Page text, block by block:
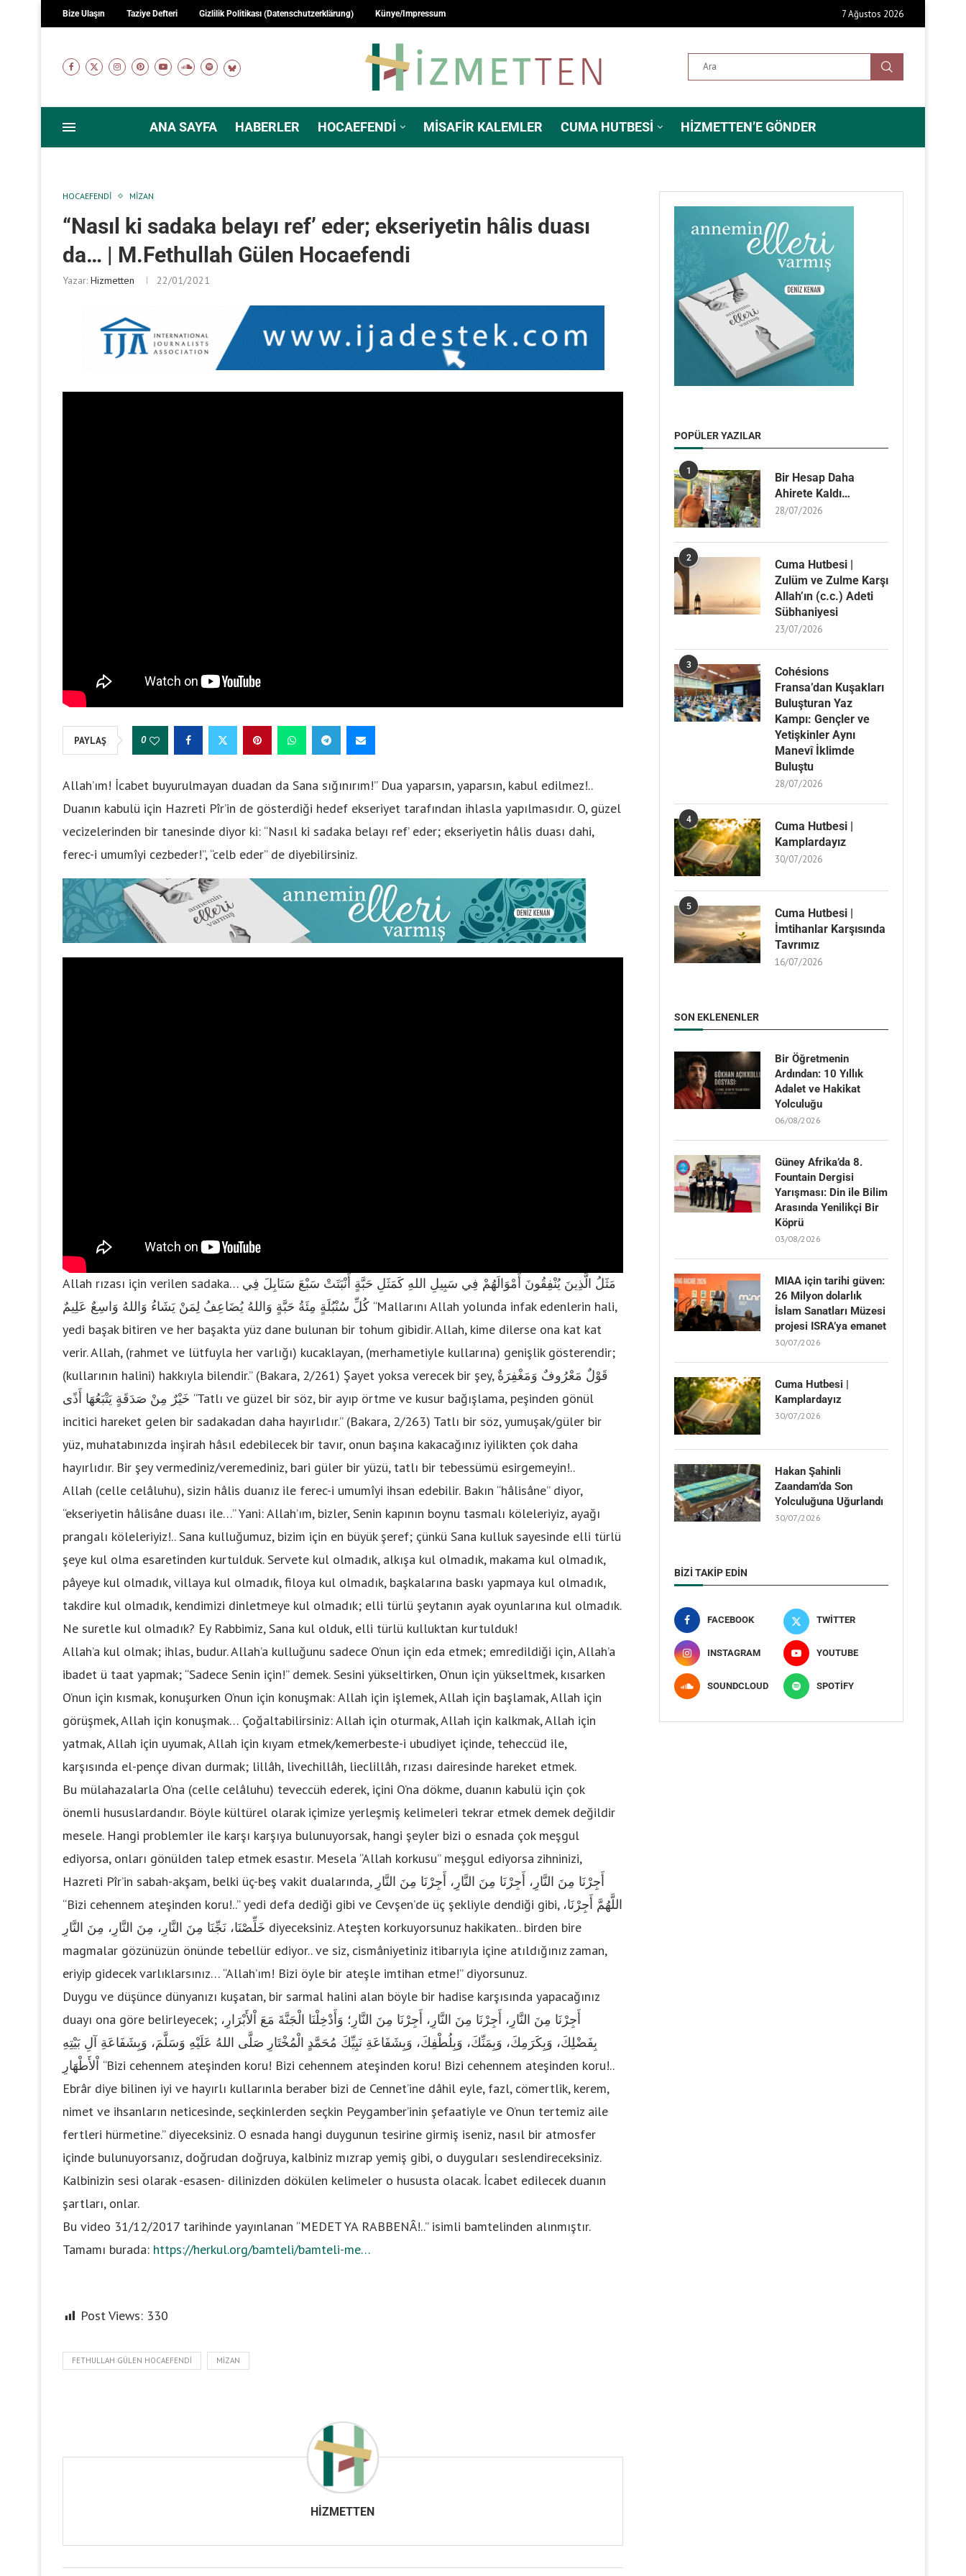
Bize Ulaşın Taziye Defteri Gizlilik Politikası (Datenschutzerklärung) Künye/Impressum 7 Ağustos 2026
ANA SAYFA HABERLER HOCAEFENDI MISAFIR KALEMLER CUMA HUTBESI HIZMETTEN’E GÖNDER
HOCAEFENDI MIZAN
“Nasıl ki sadaka belayı ref’ eder; ekseriyetin hâlis duası
da… | M.Fethullah Gülen Hocaefendi
Yazar: Hizmetten 22/01/2021
PAYLAŞ 0
Allah’ım! İcabet buyurulmayan duadan da Sana sığınırım!” Dua yaparsın, yaparsın, kabul edilmez!..
Duanın kabulü için Hazreti Pîr’in de gösterdiği hedef ekseriyet tarafından ihlasla yapılmasıdır. O, güzel
vecizelerinden bir tanesinde diyor ki: “Nasıl ki sadaka belayı ref’ eder; ekseriyetin hâlis duası dahi,
ferec-i umumîyi cezbeder!”, “celb eder” de diyebilirsiniz.
Allah rızası için verilen sadaka… مَثَلُ الَّذِينَ يُنْفِقُونَ أَمْوَالَهُمْ فِي سَبِيلِ اللهِ كَمَثَلِ حَبَّةٍ أَنْبَتَتْ سَبْعَ سَنَابِلَ فِي
كُلِّ سُنْبُلَةٍ مِئَةُ حَبَّةٍ وَاللهُ يُضَاعِفُ لِمَنْ يَشَاءُ وَاللهُ وَاسِعٌ عَلِيمٌ “Mallarını Allah yolunda infak edenlerin hali,
yedi başak bitiren ve her başakta yüz dane bulunan bir tohum gibidir. Allah, kime dilerse ona kat kat
verir. Allah, (rahmet ve lütfuyla her varlığı) kucaklayan, (merhametiyle kullarına) genişlik gösterendir;
(kullarının halini) hakkıyla bilendir.” (Bakara, 2/261) Şayet yoksa verecek bir şey, قَوْلٌ مَعْرُوفٌ وَمَغْفِرَةٌ
خَيْرٌ مِنْ صَدَقَةٍ يَتْبَعُهَا أَذًى “Tatlı ve güzel bir söz, bir ayıp örtme ve kusur bağışlama, peşinden gönül
incitici hareket gelen bir sadakadan daha hayırlıdır.” (Bakara, 2/263) Tatlı bir söz, yumuşak/güler bir
yüz, muhatabınızda inşirah hâsıl edebilecek bir tavır, onun başına kakacağınız iyilikten çok daha
hayırlıdır. Bir şey vermediniz/veremediniz, bari güler bir yüzü, tatlı bir tebessümü esirgemeyin!..
Allah (celle celâluhu), sizin hâlis duanız ile ferec-i umumîyi ihsan edebilir. Bakın “hâlisâne” diyor,
“ekseriyetin hâlisâne duası ile…” Yani: Allah’ım, bizler, Senin kapının boynu tasmalı köleleriyiz, ayağı
prangalı köleleriyiz!.. Sana kulluğumuz, bizim için en büyük şeref; çünkü Sana kulluk sayesinde elli türlü
şeye kul olma esaretinden kurtulduk. Servete kul olmadık, alkışa kul olmadık, makama kul olmadık,
pâyeye kul olmadık, villaya kul olmadık, filoya kul olmadık, başkalarına baskı yapmaya kul olmadık,
takdire kul olmadık, kendimizi dinletmeye kul olmadık; elli türlü şeytanın ayak oyunlarına kul olmadık.
Ne suretle kul olmadık? Ey Rabbimiz, Sana kul olduk, elli türlü kulluktan kurtulduk!
Allah’a kul olmak; ihlas, budur. Allah’a kulluğunu sadece O’nun için eda etmek; emredildiği için, Allah’a
ibadet ü taat yapmak; “Sadece Senin için!” demek. Sesini yükseltirken, O’nun için yükseltmek, kısarken
O’nun için kısmak, konuşurken O’nun için konuşmak: Allah için işlemek, Allah için başlamak, Allah için
görüşmek, Allah için konuşmak… Çoğaltabilirsiniz: Allah için oturmak, Allah için kalkmak, Allah için
yatmak, Allah için uyumak, Allah için kıyam etmek/kemerbeste-i ubudiyet içinde, teheccüd ile,
karşısında el-pençe divan durmak; lillâh, livechillâh, lieclillâh, rızası dairesinde hareket etmek.
Bu mülahazalarla O’na (celle celâluhu) teveccüh ederek, içini O’na dökme, duanın kabulü için çok
önemli hususlardandır. Böyle kültürel olarak içimize yerleşmiş kelimeleri tekrar etmek demek değildir
mesele. Hangi problemler ile karşı karşıya bulunuyorsak, hangi şeyler bizi o esnada çok meşgul
ediyorsa, onları gönülden talep etmek esastır. Mesela “Allah korkusu” meşgul ediyorsa zihninizi,
Hazreti Pîr’in sabah-akşam, belki üç-beş vakit dualarında, أَجِرْنَا مِنَ النَّارِ، أَجِرْنَا مِنَ النَّارِ، أَجِرْنَا مِنَ النَّارِ
“Bizi cehennem ateşinden koru!..” yedi defa dediği gibi ve Cevşen’de üç şekliyle dendiği gibi, اللَّهُمَّ أَجِرْنَا،
خَلِّصْنَا، نَجِّنَا مِنَ النَّارِ، مِنَ النَّارِ، مِنَ النَّارِ diyeceksiniz. Ateşten korkuyorsunuz hakikaten.. birden bire
magmalar gözünüzün önünde tebellür ediyor.. ve siz, cismâniyetiniz itibarıyla içine atıldığınız zaman,
eriyip gidecek varlıklarsınız… “Allah’ım! Bizi öyle bir ateşle imtihan etme!” diyorsunuz.
Duygu ve düşünce dünyanızı kuşatan, bir sarmal halini alan böyle bir hadise karşısında yapacağınız
duayı ona göre belirleyecek; أَجِرْنَا مِنَ النَّارِ، أَجِرْنَا مِنَ النَّارِ، أَجِرْنَا مِنَ النَّارِ؛ وَأَدْخِلْنَا الْجَنَّةَ مَعَ اْلأَبْرَارِ،
بِفَضْلِكَ، وَبِكَرَمِكَ، وَبِمَنِّكَ، وَبِلُطْفِكَ، وَبِشَفَاعَةِ نَبِيِّكَ مُحَمَّدٍ الْمُخْتَارِ صَلَّى اللهُ عَلَيْهِ وَسَلَّمَ، وَبِشَفَاعَةِ آلِ بَيْتِهِ
اْلأَطْهَارِ “Bizi cehennem ateşinden koru! Bizi cehennem ateşinden koru! Bizi cehennem ateşinden koru!..
Ebrâr diye bilinen iyi ve hayırlı kullarınla beraber bizi de Cennet’ine dâhil eyle, fazl, cömertlik, kerem,
nimet ve ihsanların neticesinde, seçkinlerden seçkin Peygamber’inin şefaatiyle ve O’nun tertemiz aile
fertleri hürmetine.” diyeceksiniz. O esnada hangi duygunun tesirine girmiş iseniz, nasıl bir atmosfer
içinde bulunuyorsanız, doğrudan doğruya, kalbiniz mızrap yemiş gibi, o duyguları seslendireceksiniz.
Kalbinizin sesi olarak -esasen- dilinizden dökülen kelimeler o hususta olacak. İcabet edilecek duanın
şartları, onlar.
Bu video 31/12/2017 tarihinde yayınlanan “MEDET YA RABBENÂ!..” isimli bamtelinden alınmıştır.
Tamamı burada: https://herkul.org/bamteli/bamteli-me…
Post Views: 330
FETHULLAH GÜLEN HOCAEFENDI MIZAN
HIZMETTEN
POPÜLER YAZILAR
1
Bir Hesap Daha
Ahirete Kaldı…
28/07/2026
2
Cuma Hutbesi |
Zulüm ve Zulme Karşı
Allah’ın (c.c.) Adeti
Sübhaniyesi
23/07/2026
3
Cohésions
Fransa’dan Kuşakları
Buluşturan Yaz
Kampı: Gençler ve
Yetişkinler Aynı
Manevî İklimde
Buluştu
28/07/2026
4
Cuma Hutbesi |
Kamplardayız
30/07/2026
5
Cuma Hutbesi |
İmtihanlar Karşısında
Tavrımız
16/07/2026
SON EKLENENLER
Bir Öğretmenin
Ardından: 10 Yıllık
Adalet ve Hakikat
Yolculuğu
06/08/2026
Güney Afrika’da 8.
Fountain Dergisi
Yarışması: Din ile Bilim
Arasında Yenilikçi Bir
Köprü
03/08/2026
MIAA için tarihi güven:
26 Milyon dolarlık
İslam Sanatları Müzesi
projesi ISRA’ya emanet
30/07/2026
Cuma Hutbesi |
Kamplardayız
30/07/2026
Hakan Şahinli
Zaandam’da Son
Yolculuğuna Uğurlandı
30/07/2026
BIZI TAKIP EDIN
FACEBOOK TWITTER
INSTAGRAM YOUTUBE
SOUNDCLOUD SPOTIFY